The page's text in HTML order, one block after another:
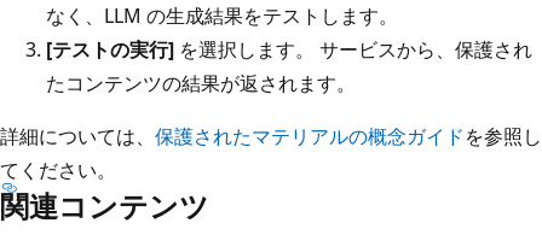
なく、LLM の生成結果をテストします。
[テストの実行] を選択します。 サービスから、保護され
たコンテンツの結果が返されます。
詳細については、 保護されたマテリアルの概念ガイドを参照し
てください。
関連コンテンツ